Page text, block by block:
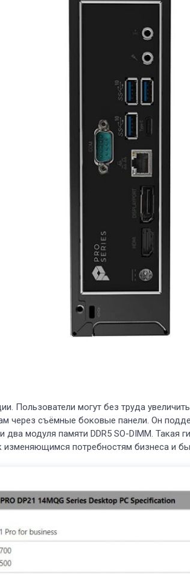
Пользователи могут без труда увеличить
через съёмные боковые панели. Он
модуля памяти DDR5 SO-DIMM. Такая
изменяющимся потребностям бизнеса и